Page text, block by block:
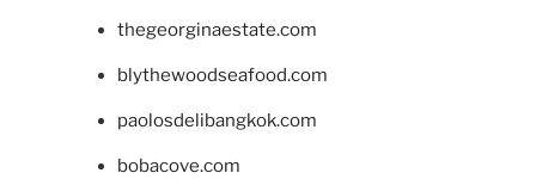
thegeorginaestate.com
blythewoodseafood.com
paolosdelibangkok.com
bobacove.com